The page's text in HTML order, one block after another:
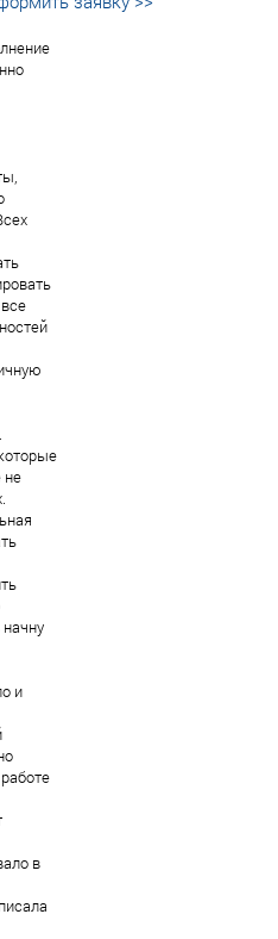
не
и
в